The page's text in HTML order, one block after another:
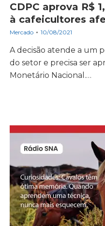
CDPC aprova R$
à cafeicultores
Mercado 10/08/2021
A decisão atende a um
do setor e precisa ser
Monetário Nacional.…